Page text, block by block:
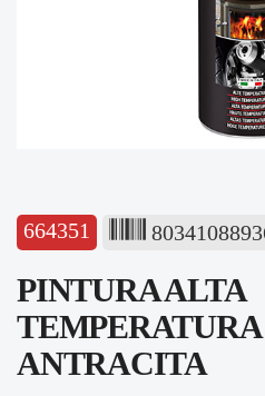
664351
PINTURA ALTA
TEMPERATURA
ANTRACITA